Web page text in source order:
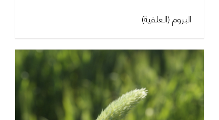
(البروم (العلفية